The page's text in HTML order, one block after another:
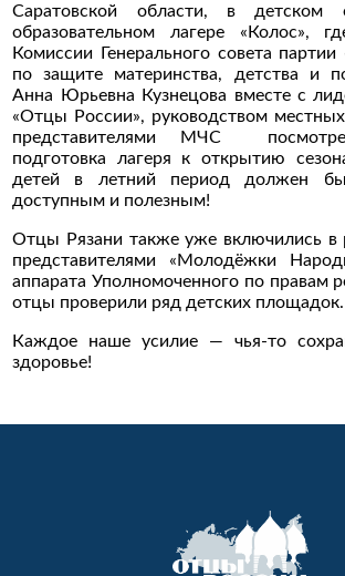
Саратовской области, в детском
образовательном лагере «Колос»,
Комиссии Генерального совета партии
по защите материнства, детства и
Анна Юрьевна Кузнецова вместе с
«Отцы России», руководством
представителями МЧС
подготовка лагеря к открытию
детей в летний период должен
доступным и полезным!
Отцы Рязани также уже включились в
представителями «Молодёжки
аппарата Уполномоченного по правам
отцы проверили ряд детских площадок.
Каждое наше усилие — чья-то
здоровье!